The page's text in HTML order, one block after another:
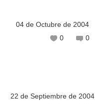
04 de Octubre de 2004
0
0
22 de Septiembre de 2004